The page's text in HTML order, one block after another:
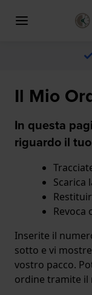
Il Mio
In questa
riguardo il
Scarica
Revoca
Inserite il
sotto e vi
vostro pacco.
ordine tramite